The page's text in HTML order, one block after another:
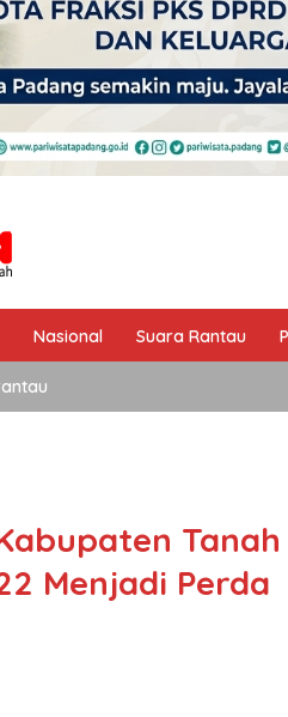
Nasional Suara Rantau
Menjadi Perda